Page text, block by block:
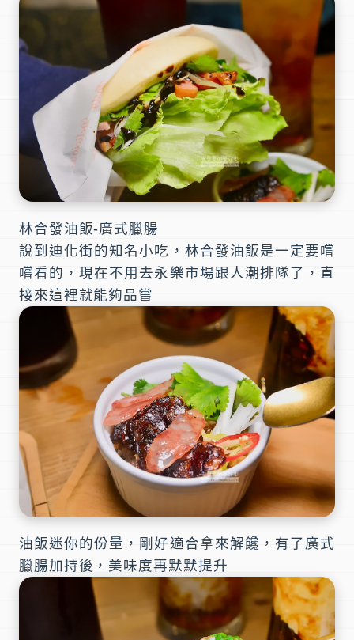
林合發油飯-廣式臘腸
說到迪化街的知名小吃，林合發油飯是一定要嚐
嚐看的，現在不用去永樂市場跟人潮排隊了，直
接來這裡就能夠品嘗
油飯迷你的份量，剛好適合拿來解饞，有了廣式
臘腸加持後，美味度再默默提升